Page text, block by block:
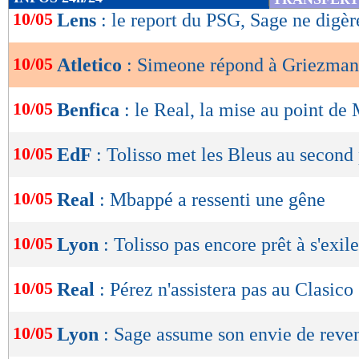
de
OK
10/05 Lens : le report du PSG, Sage ne
10/05 Atletico : Simeone répond à
10/05 Benfica : le Real, la mise au point de
10/05 EdF : Tolisso met les Bleus au second
10/05 Real : Mbappé a ressenti une gêne
10/05 Lyon : Tolisso pas encore prêt à
10/05 Real : Pérez n'assistera pas au Clasico
10/05 Lyon : Sage assume son envie de